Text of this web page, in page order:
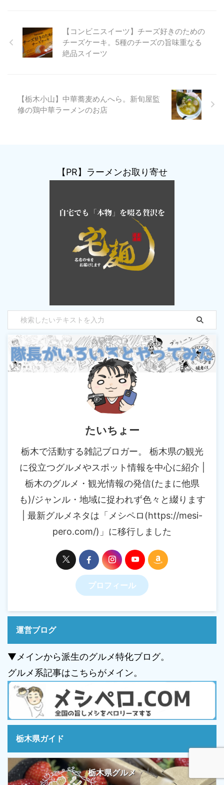
【コンビニスイーツ】チーズ好きのための
チーズケーキ。5種のチーズの旨味重なる
絶品スイーツ
【栃木小山】中華蕎麦めんへら。新旬屋監
修の鶏中華ラーメンのお店
【PR】ラーメンお取り寄せ
たいちょー
栃木で活動する雑記ブロガー。 栃木県の観光
に役立つグルメやスポット情報を中心に紹介 |
栃木のグルメ・観光情報の発信(たまに他県
も)/ジャンル・地域に捉われず色々と綴ります
| 最新グルメネタは「メシペロ(https://mesi-
pero.com/)」に移行しました
プロフィール
運営ブログ
▼メインから派生のグルメ特化ブログ。
グルメ系記事はこちらがメイン。
栃木県ガイド
栃木県グルメ